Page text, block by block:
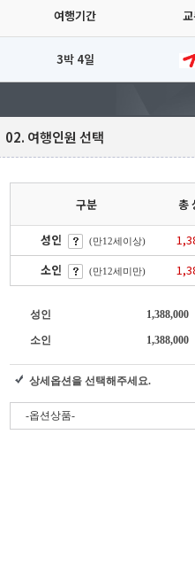
여행기간
3박 4일
02. 여행인원 선택
구분 총
성인 (만12세이상)
소인
(만12세미만)
성인 1,388,000
소인 1,388,000
상세옵션을 선택해주세요.